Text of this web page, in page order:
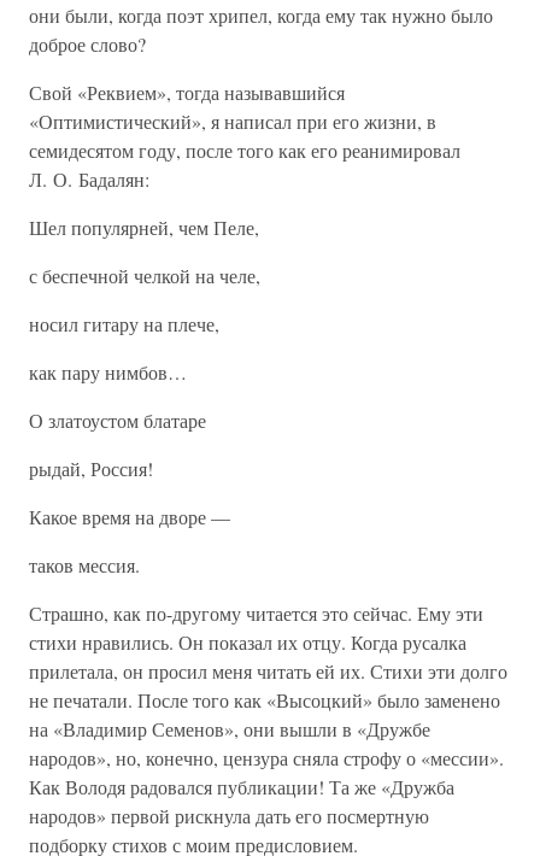
они были, когда поэт хрипел, когда ему так нужно было
доброе слово?
Свой «Реквием», тогда называвшийся
«Оптимистический», я написал при его жизни, в
семидесятом году, после того как его реанимировал
Л. О. Бадалян:
Шел популярней, чем Пеле,
с беспечной челкой на челе,
носил гитару на плече,
как пару нимбов…
О златоустом блатаре
рыдай, Россия!
Какое время на дворе —
таков мессия.
Страшно, как по-другому читается это сейчас. Ему эти
стихи нравились. Он показал их отцу. Когда русалка
прилетала, он просил меня читать ей их. Стихи эти долго
не печатали. После того как «Высоцкий» было заменено
на «Владимир Семенов», они вышли в «Дружбе
народов», но, конечно, цензура сняла строфу о «мессии».
Как Володя радовался публикации! Та же «Дружба
народов» первой рискнула дать его посмертную
подборку стихов с моим предисловием.